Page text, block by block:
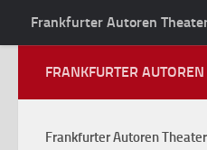
Zum Inhalt springen
Frankfurter Autoren
FRANKFURTER
Frankfurter Autoren